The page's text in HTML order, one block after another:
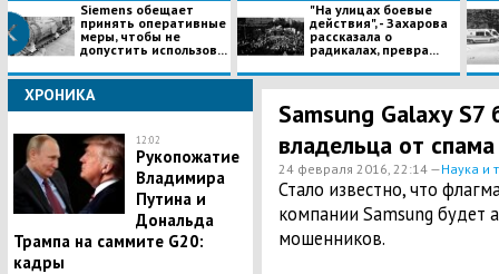
Siemens обещает
принять оперативные
меры, чтобы не
допустить использов...
"На улицах боевые
действия", - Захарова
рассказала о
радикалах, превра...
ХРОНИКА
12:02
Рукопожатие
Владимира
Путина и
Дональда
Трампа на саммите G20:
кадры
Samsung Galaxy
владельца от спама
24 февраля 2016, 22:14 —Наука и
Стало известно, что
компании Samsung будет
мошенников.